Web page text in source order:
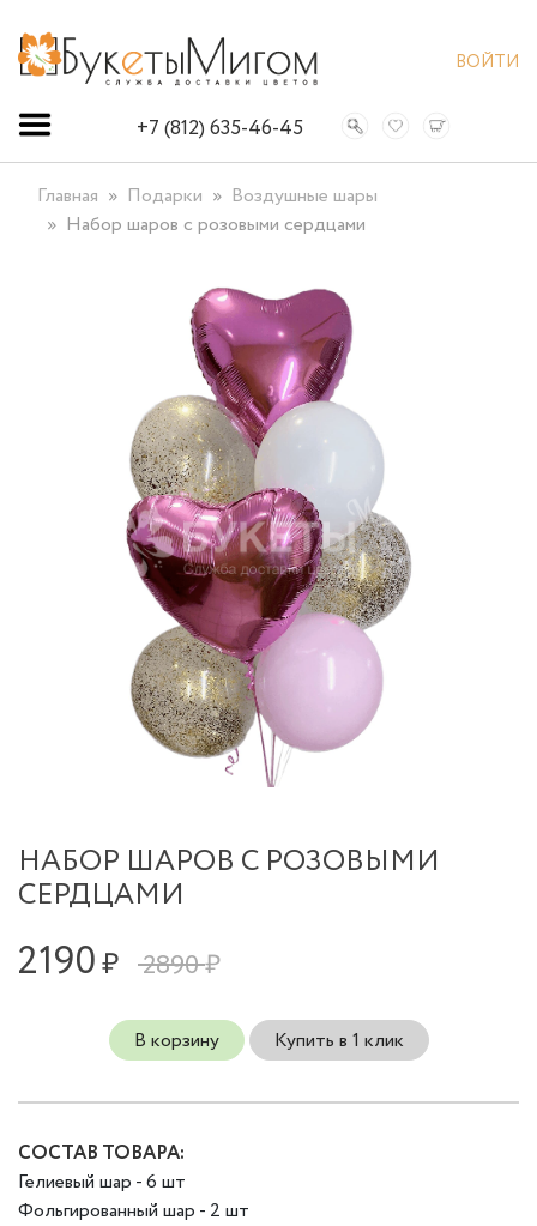
ВОЙТИ
+7 (812) 635-46-45
Главная Подарки
Воздушные шары
Набор шаров с розовыми сердцами
НАБОР ШАРОВ С РОЗОВЫМИ
СЕРДЦАМИ
2190₽ 2890 ₽
В корзину Купить в 1 клик
СОСТАВ ТОВАРА:
Гелиевый шар - 6 шт
Фольгированный шар - 2 шт